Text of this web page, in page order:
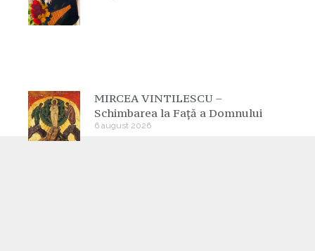
MIRCEA VINTILESCU –
Schimbarea la Față a Domnului
6 august 2026